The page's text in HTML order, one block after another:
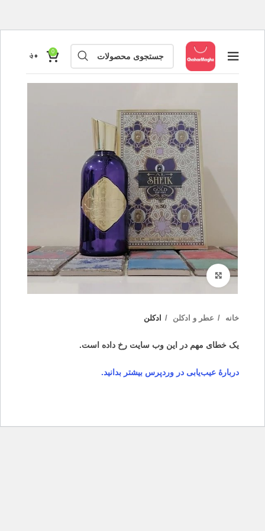
0 ۰؋
بزرگنمایی تصویر
خانه عطر و ادکلن ادکلن
یک خطای مهم در این وب سایت رخ داده است.
دربارهٔ عیب‌یابی در وردپرس بیشتر بدانید.